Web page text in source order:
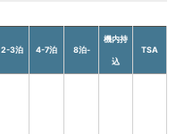
2-3泊 4-7泊 8泊-
機内持
込
TSA